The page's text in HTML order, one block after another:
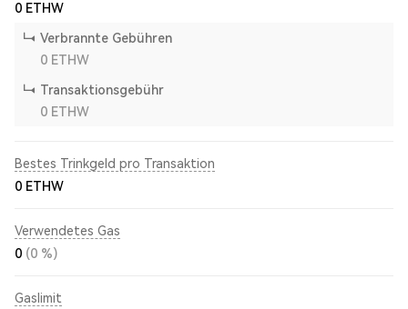
0 ETHW
Verbrannte Gebühren
0 ETHW
Transaktionsgebühr
0 ETHW
Bestes Trinkgeld pro Transaktion
0 ETHW
Verwendetes Gas
0 (0 %)
Gaslimit